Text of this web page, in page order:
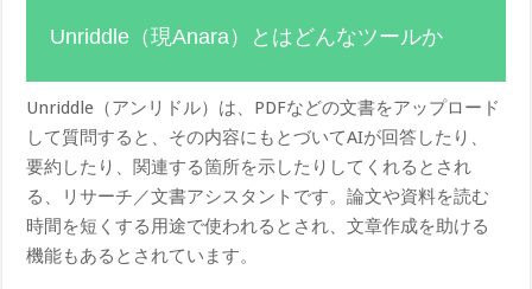
Unriddle（現Anara）とはどんなツールか
Unriddle（アンリドル）は、PDFなどの文書をアップロード
して質問すると、その内容にもとづいてAIが回答したり、
要約したり、関連する箇所を示したりしてくれるとされ
る、リサーチ／文書アシスタントです。論文や資料を読む
時間を短くする用途で使われるとされ、文章作成を助ける
機能もあるとされています。